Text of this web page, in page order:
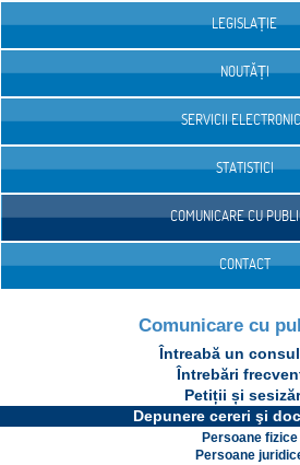
LEGISLAȚIE
NOUTĂȚI
SERVICII
STATISTICI
COMUNICARE CU
CONTACT
Comunicare cu
Întreabă un
Întrebări
Petiții și
Depunere cereri şi
Persoane fizice
Persoane